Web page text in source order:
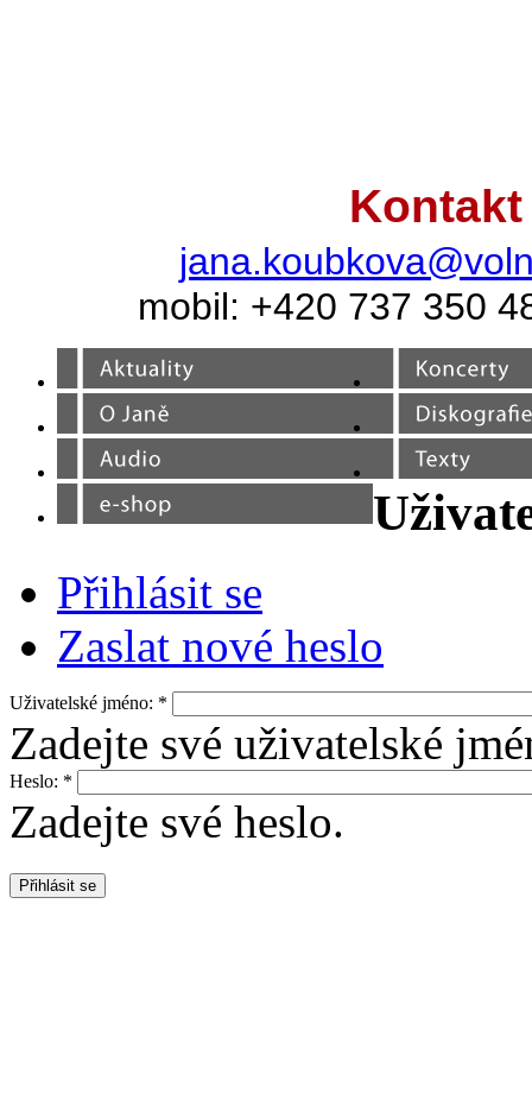
Kontakt
mobil: +420 737 350
Přihlásit se
Zaslat nové heslo
Uživatelské jméno: *
Zadejte své uživatelské
Heslo: *
Zadejte své heslo.